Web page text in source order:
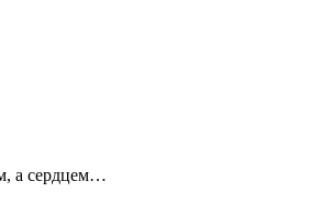
а сердцем…